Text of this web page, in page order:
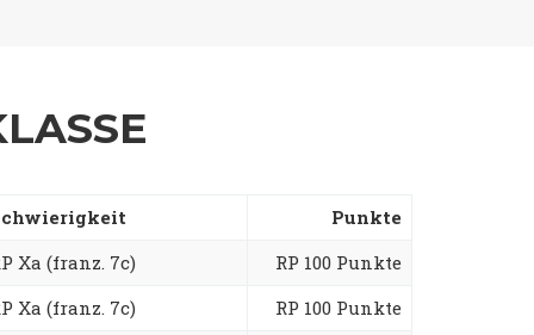
Punkte
Xa (franz. 7c)
RP 100 Punkte
Xa (franz. 7c)
RP 100 Punkte